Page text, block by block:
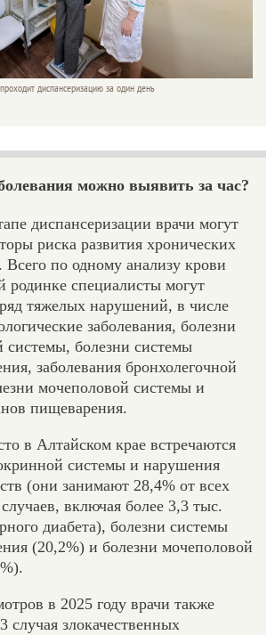
диспансеризацию за один день
можно выявить за час?
диспансеризации врачи могут
риска развития хронических
Всего по одному анализу крови
родинке специалисты могут
ряд тяжелых нарушений, в числе
заболевания, болезни
системы, болезни системы
заболевания бронхолегочной
мочеполовой системы и
пищеварения.
в Алтайском крае встречаются
системы и нарушения
(они занимают 28,4% от всех
включая более 3,3 тыс.
диабета), болезни системы
(20,2%) и болезни мочеполовой
в 2025 году врачи также
случая злокачественных